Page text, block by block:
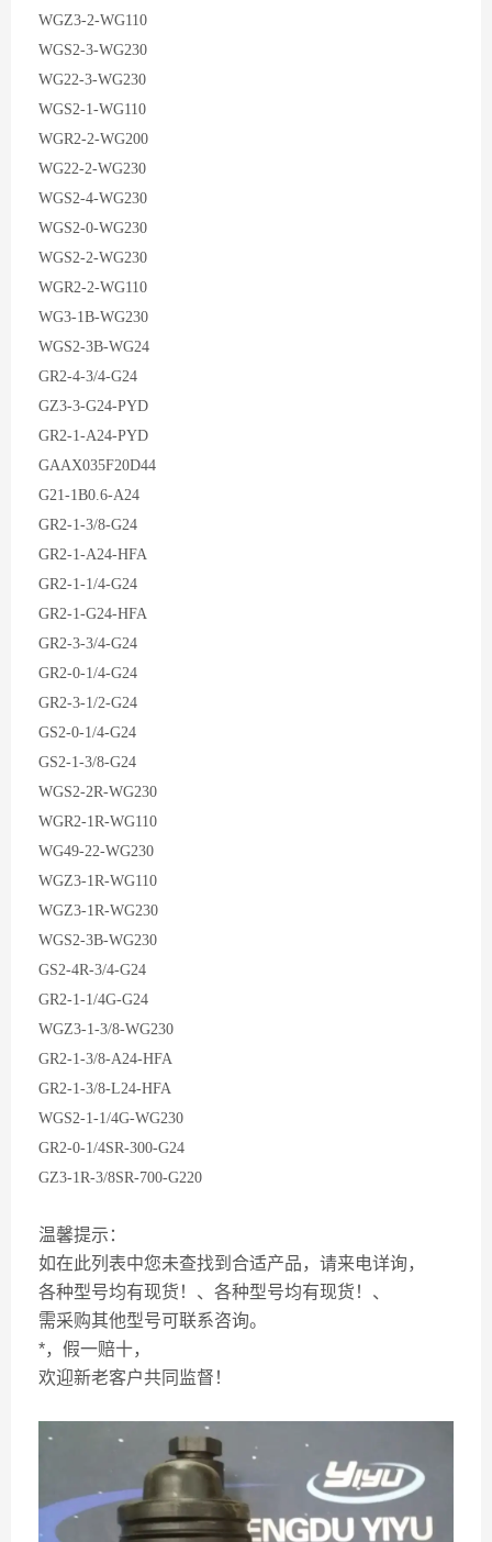
WGZ3-2-WG110
WGS2-3-WG230
WG22-3-WG230
WGS2-1-WG110
WGR2-2-WG200
WG22-2-WG230
WGS2-4-WG230
WGS2-0-WG230
WGS2-2-WG230
WGR2-2-WG110
WG3-1B-WG230
WGS2-3B-WG24
GR2-4-3/4-G24
GZ3-3-G24-PYD
GR2-1-A24-PYD
GAAX035F20D44
G21-1B0.6-A24
GR2-1-3/8-G24
GR2-1-A24-HFA
GR2-1-1/4-G24
GR2-1-G24-HFA
GR2-3-3/4-G24
GR2-0-1/4-G24
GR2-3-1/2-G24
GS2-0-1/4-G24
GS2-1-3/8-G24
WGS2-2R-WG230
WGR2-1R-WG110
WG49-22-WG230
WGZ3-1R-WG110
WGZ3-1R-WG230
WGS2-3B-WG230
GS2-4R-3/4-G24
GR2-1-1/4G-G24
WGZ3-1-3/8-WG230
GR2-1-3/8-A24-HFA
GR2-1-3/8-L24-HFA
WGS2-1-1/4G-WG230
GR2-0-1/4SR-300-G24
GZ3-1R-3/8SR-700-G220
温馨提示：
如在此列表中您未查找到合适产品，请来电详询，
各种型号均有现货！、各种型号均有现货！、
需采购其他型号可联系咨询。
*，假一赔十，
欢迎新老客户共同监督！